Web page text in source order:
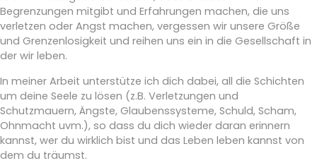
Begrenzungen mitgibt und Erfahrungen machen, die uns
verletzen oder Angst machen, vergessen wir unsere Größe
und Grenzenlosigkeit und reihen uns ein in die Gesellschaft in
der wir leben.
In meiner Arbeit unterstütze ich dich dabei, all die Schichten
um deine Seele zu lösen (z.B. Verletzungen und
Schutzmauern, Ängste, Glaubenssysteme, Schuld, Scham,
Ohnmacht uvm.), so dass du dich wieder daran erinnern
kannst, wer du wirklich bist und das Leben leben kannst von
dem du träumst.